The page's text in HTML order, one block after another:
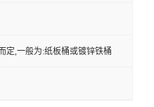
定,一般为:纸板桶或镀锌铁桶